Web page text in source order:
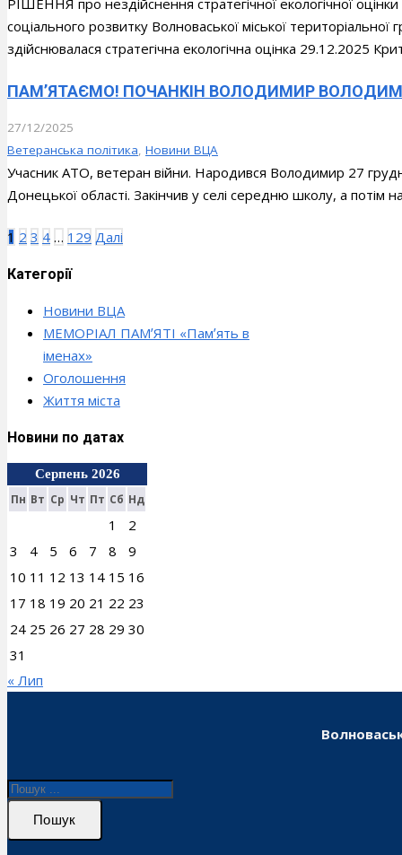
соціального розвитку Волноваської міської
здійснювалася стратегічна екологічна оцінка 29.12.2025
ПАМ’ЯТАЄМО! ПОЧАНКІН ВОЛОДИМИР
27/12/2025
Ветеранська політика, Новини ВЦА
Учасник АТО, ветеран війни. Народився Володимир 27
Донецької області. Закінчив у селі середню школу, а потім
Пагінація
1 2 3 4 … 129 Далі
Категорії
Новини ВЦА
МЕМОРІАЛ ПАМʼЯТІ «Памʼять в
іменах»
Оголошення
Життя міста
Новини по датах
Серпень 2026
Пн Вт Ср Чт Пт Сб Нд
1
2
3
4 5 6 7 8
9
10 11 12 13 14 15 16
17 18 19 20 21 22 23
24 25 26 27 28 29 30
31
« Лип
Пошук